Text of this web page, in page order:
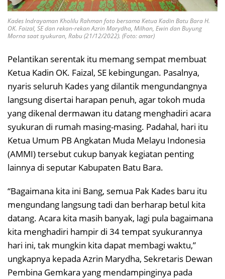
Kades Indrayaman Kholilu Rahman foto bersama Ketua Kadin Batu Bara H.
OK. Faizal, SE dan rekan-rekan Azrin Marydha, Milhan, Ewin dan Buyung
Morna saat syukuran, Rabu (21/12/2022). (Foto: amar)
Pelantikan serentak itu memang sempat membuat
Ketua Kadin OK. Faizal, SE kebingungan. Pasalnya,
nyaris seluruh Kades yang dilantik mengundangnya
langsung disertai harapan penuh, agar tokoh muda
yang dikenal dermawan itu datang menghadiri acara
syukuran di rumah masing-masing. Padahal, hari itu
Ketua Umum PB Angkatan Muda Melayu Indonesia
(AMMI) tersebut cukup banyak kegiatan penting
lainnya di seputar Kabupaten Batu Bara.
“Bagaimana kita ini Bang, semua Pak Kades baru itu
mengundang langsung tadi dan berharap betul kita
datang. Acara kita masih banyak, lagi pula bagaimana
kita menghadiri hampir di 34 tempat syukurannya
hari ini, tak mungkin kita dapat membagi waktu,”
ungkapnya kepada Azrin Marydha, Sekretaris Dewan
Pembina Gemkara yang mendampinginya pada